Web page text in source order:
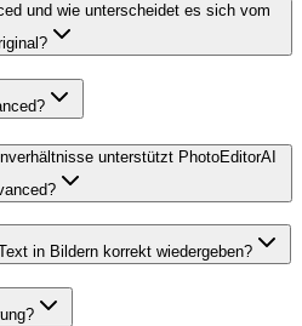
und wie unterscheidet es sich vom
unterstützt PhotoEditorAI
in Bildern korrekt wiedergeben?